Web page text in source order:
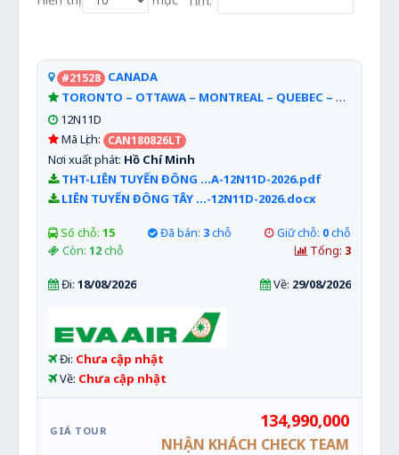
#21528 CANADA
TORONTO – OTTAWA – MONTREAL – QUEBEC – VANCOUVER - VICTORIA
12N11D
Mã Lịch: CAN180826LT
Nơi xuất phát: Hồ Chí Minh
THT-LIÊN TUYẾN ĐÔNG ...A-12N11D-2026.pdf
LIÊN TUYẾN ĐÔNG TÂY ...-12N11D-2026.docx
Số chỗ: 15 Đã bán: 3chỗ Giữ chỗ: 0chỗ
Còn: 12chỗ Tổng: 3
Đi: 18/08/2026 Về: 29/08/2026
Đi: Chưa cập nhật
Về: Chưa cập nhật
134,990,000
NHẬN KHÁCH CHECK TEAM